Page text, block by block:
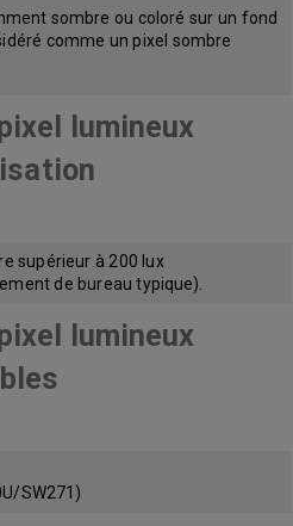
sombre ou coloré sur un fond
comme un pixel sombre
lumineux
supérieur à 200 lux
de bureau typique).
lumineux
SW271)